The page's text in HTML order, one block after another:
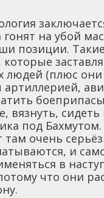
гонят на убой
позиции.
людей (плюс они
боеприпасы
вязнуть, сидеть
под
там очень
и
в
что они